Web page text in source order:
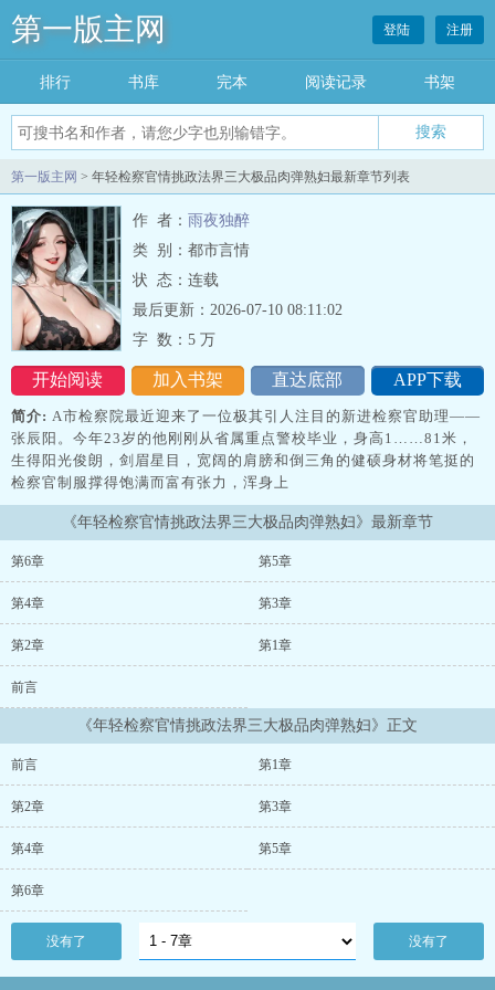
第一版主网
搜索
登陆 注册
排行 书库 完本 阅读记录 书架
第一版主网 > 年轻检察官情挑政法界三大极品肉弹熟妇最新章节列表
作 者： 雨夜独醉
类 别：都市言情
状 态：连载
开始阅读 加入书架 直达底部 APP下载
最后更新：2026-07-10 08:11:02
字 数： 5 万
简介: A市检察院最近迎来了一位极其引人注目的新进检察官助理——
张辰阳。今年23岁的他刚刚从省属重点警校毕业，身高1……81米，
生得阳光俊朗，剑眉星目，宽阔的肩膀和倒三角的健硕身材将笔挺的
检察官制服撑得饱满而富有张力，浑身上
《年轻检察官情挑政法界三大极品肉弹熟妇》最新章节
第6章 第5章
第4章 第3章
第2章 第1章
前言
《年轻检察官情挑政法界三大极品肉弹熟妇》正文
前言 第1章
第2章 第3章
第4章 第5章
第6章
没有了 没有了